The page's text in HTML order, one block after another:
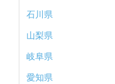
石川県
山梨県
岐阜県
愛知県